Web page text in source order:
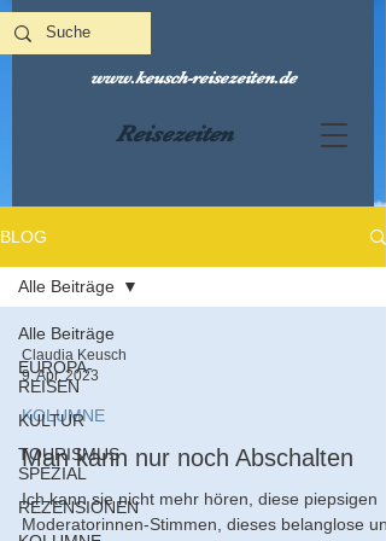
Reisezeiten
www.keusch-reisezeiten.de
BLOG
Alle Beiträge
EUROPA-
REISEN
KULTUR
TOURISMUS
SPEZIAL
REZENSIONEN
Alle Beiträge
Claudia Keusch
9. Apr. 2023
KOLUMNE
Man kann nur noch Abschalten
Ich kann sie nicht mehr hören, diese piepsigen
Moderatorinnen-Stimmen, dieses belanglose